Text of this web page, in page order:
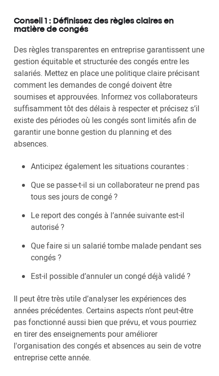
Conseil 1 : Définissez des règles claires en
matière de congés
Des règles transparentes en entreprise garantissent une
gestion équitable et structurée des congés entre les
salariés. Mettez en place une politique claire précisant
comment les demandes de congé doivent être
soumises et approuvées. Informez vos collaborateurs
suffisamment tôt des délais à respecter et précisez s’il
existe des périodes où les congés sont limités afin de
garantir une bonne gestion du planning et des
absences.
Anticipez également les situations courantes :
Que se passe-t-il si un collaborateur ne prend pas
tous ses jours de congé ?
Le report des congés à l’année suivante est-il
autorisé ?
Que faire si un salarié tombe malade pendant ses
congés ?
Est-il possible d’annuler un congé déjà validé ?
Il peut être très utile d’analyser les expériences des
années précédentes. Certains aspects n’ont peut-être
pas fonctionné aussi bien que prévu, et vous pourriez
en tirer des enseignements pour améliorer
l'organisation des congés et absences au sein de votre
entreprise cette année.